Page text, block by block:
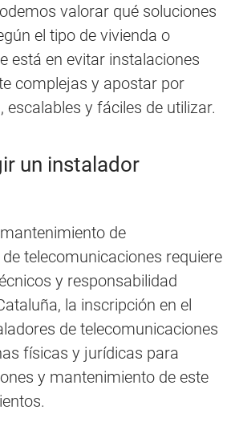
valorar qué soluciones
el tipo de vivienda o
está en evitar instalaciones
complejas y apostar por
escalables y fáciles de utilizar.
un instalador
de
telecomunicaciones requiere
y responsabilidad
la inscripción en el
de telecomunicaciones
físicas y jurídicas para
y mantenimiento de este